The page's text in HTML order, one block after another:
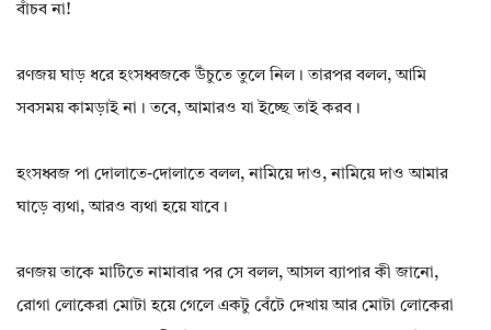
বাঁচব না!
রণজয় ঘাড় ধরে হংসধ্বজকে উঁচুতে তুলে নিল। তারপর বলল, আমি
সবসময় কামড়াই না। তবে, আমারও যা ইচ্ছে তাই করব।
হংসধ্বজ পা দোলাতে-দোলাতে বলল, নামিয়ে দাও, নামিয়ে দাও আমার
ঘাড়ে ব্যথা, আরও ব্যথা হয়ে যাবে।
রণজয় তাকে মাটিতে নামাবার পর সে বলল, আসল ব্যাপার কী জানো,
রোগা লোকেরা মোটা হয়ে গেলে একটু বেঁটে দেখায় আর মোটা লোকেরা